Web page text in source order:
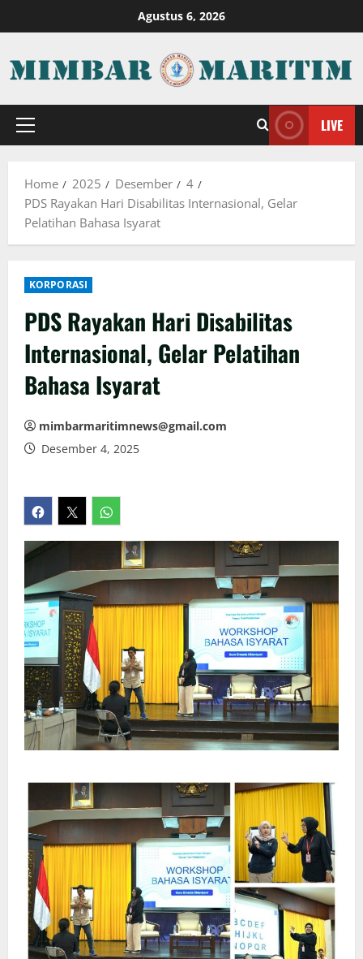
to
Agustus 6, 2026
Primary
LIVE
Home 2025 Desember
4
PDS Rayakan Hari Disabilitas Internasional, Gelar
Pelatihan Bahasa Isyarat
KORPORASI
PDS Rayakan Hari Disabilitas
Internasional, Gelar Pelatihan
Bahasa Isyarat
mimbarmaritimnews@gmail.com
Desember 4, 2025